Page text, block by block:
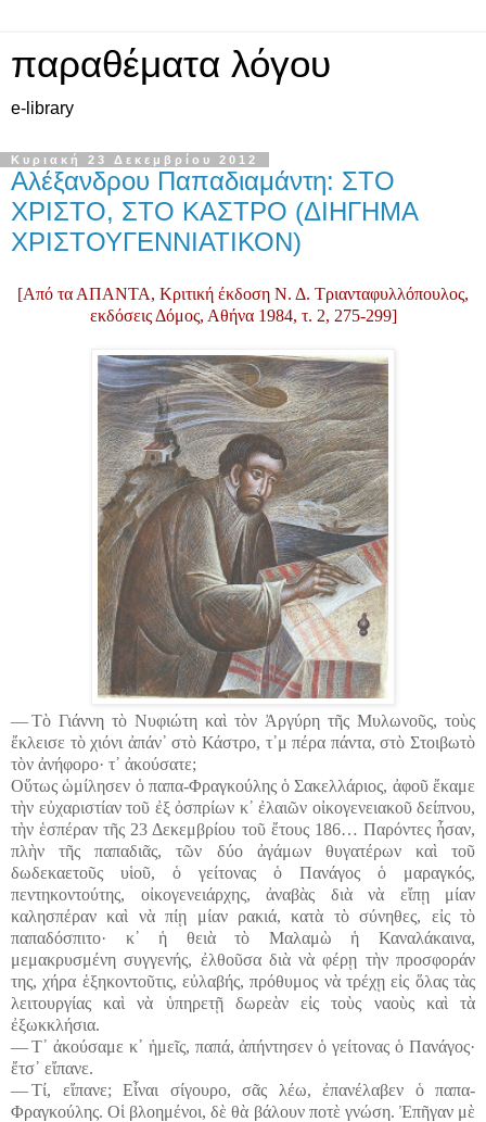
παραθέματα λόγου
e-library
Κυριακή 23 Δεκεμβρίου 2012
Αλέξανδρου Παπαδιαμάντη: ΣΤΟ
ΧΡΙΣΤΟ, ΣΤΟ ΚΑΣΤΡΟ (ΔΙΗΓΗΜΑ
ΧΡΙΣΤΟΥΓΕΝΝΙΑΤΙΚΟΝ)
[Από τα ΑΠΑΝΤΑ, Κριτική έκδοση Ν. Δ. Τριανταφυλλόπουλος,
εκδόσεις Δόμος, Αθήνα 1984, τ. 2, 275-299]
― Τὸ Γιάννη τὸ Νυφιώτη καὶ τὸν Ἀργύρη τῆς Μυλωνοῦς, τοὺς
ἔκλεισε τὸ χιόνι ἀπάν᾽ στὸ Κάστρο, τ᾽μ πέρα πάντα, στὸ Στοιβωτὸ
τὸν ἀνήφορο· τ᾽ ἀκούσατε;
Οὕτως ὡμίλησεν ὁ παπα-Φραγκούλης ὁ Σακελλάριος, ἀφοῦ ἔκαμε
τὴν εὐχαριστίαν τοῦ ἐξ ὀσπρίων κ᾽ ἐλαιῶν οἰκογενειακοῦ δείπνου,
τὴν ἑσπέραν τῆς 23 Δεκεμβρίου τοῦ ἔτους 186… Παρόντες ἦσαν,
πλὴν τῆς παπαδιᾶς, τῶν δύο ἀγάμων θυγατέρων καὶ τοῦ
δωδεκαετοῦς υἱοῦ, ὁ γείτονας ὁ Πανάγος ὁ μαραγκός,
πεντηκοντούτης, οἰκογενειάρχης, ἀναβὰς διὰ νὰ εἴπῃ μίαν
καλησπέραν καὶ νὰ πίῃ μίαν ρακιά, κατὰ τὸ σύνηθες, εἰς τὸ
παπαδόσπιτο· κ᾽ ἡ θειὰ τὸ Μαλαμὼ ἡ Καναλάκαινα,
μεμακρυσμένη συγγενής, ἐλθοῦσα διὰ νὰ φέρῃ τὴν προσφοράν
της, χήρα ἑξηκοντοῦτις, εὐλαβής, πρόθυμος νὰ τρέχῃ εἰς ὅλας τὰς
λειτουργίας καὶ νὰ ὑπηρετῇ δωρεὰν εἰς τοὺς ναοὺς καὶ τὰ
ἐξωκκλήσια.
― Τ᾽ ἀκούσαμε κ᾽ ἡμεῖς, παπά, ἀπήντησεν ὁ γείτονας ὁ Πανάγος·
ἔτσ᾽ εἴπανε.
― Τί, εἴπανε; Εἶναι σίγουρο, σᾶς λέω, ἐπανέλαβεν ὁ παπα-
Φραγκούλης. Οἱ βλοημένοι, δὲ θὰ βάλουν ποτὲ γνώση. Ἐπῆγαν μὲ